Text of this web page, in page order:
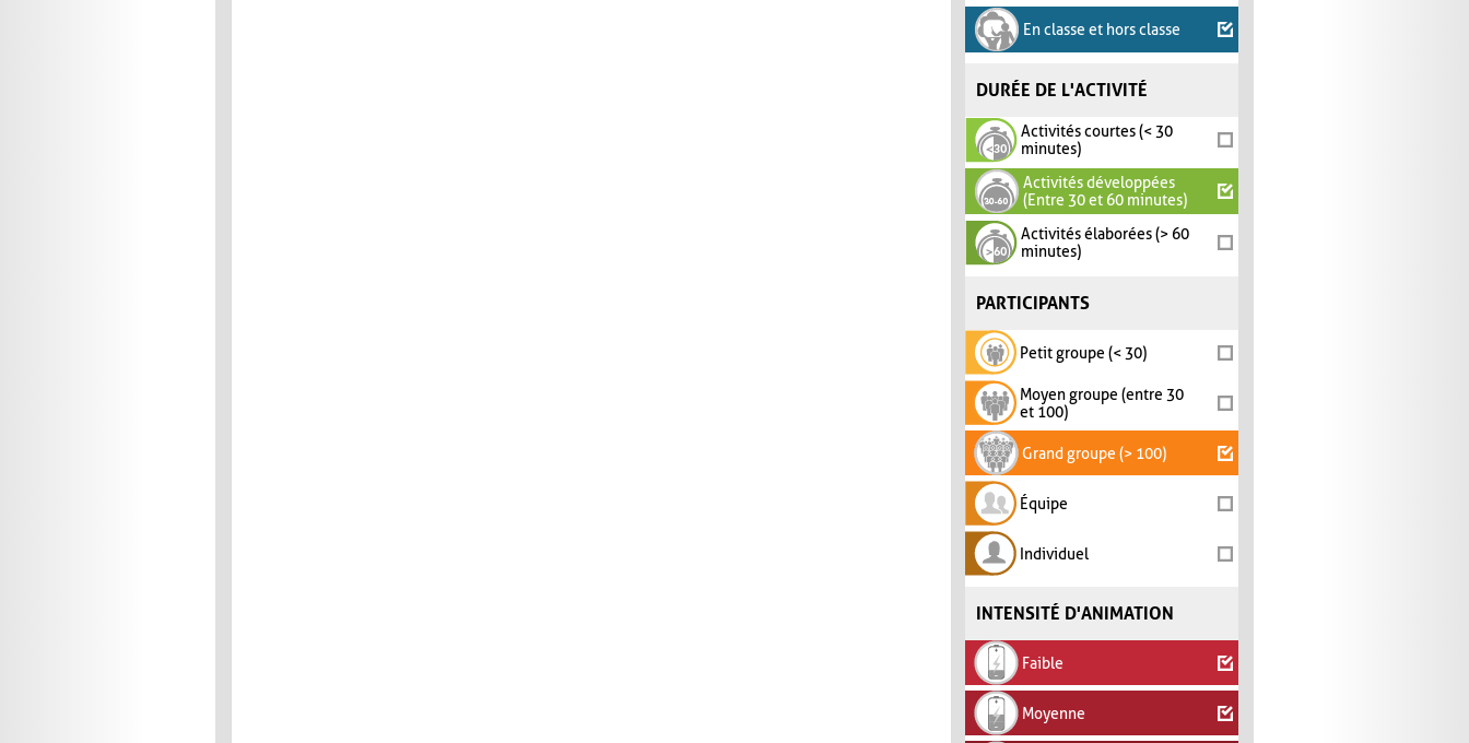
En classe et hors classe
DURÉE DE L'ACTIVITÉ
Activités courtes (< 30
minutes)
Activités développées
(Entre 30 et 60 minutes)
Activités élaborées (> 60
minutes)
PARTICIPANTS
Petit groupe (< 30)
Moyen groupe (entre 30
et 100)
Grand groupe (> 100)
Équipe
Individuel
INTENSITÉ D'ANIMATION
Faible
Moyenne